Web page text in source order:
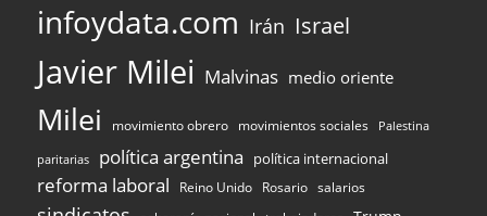
infoydata.com Irán Israel
Javier Milei Malvinas medio oriente
Milei movimiento obrero movimientos sociales Palestina
paritarias política argentina política internacional
reforma laboral Reino Unido Rosario salarios